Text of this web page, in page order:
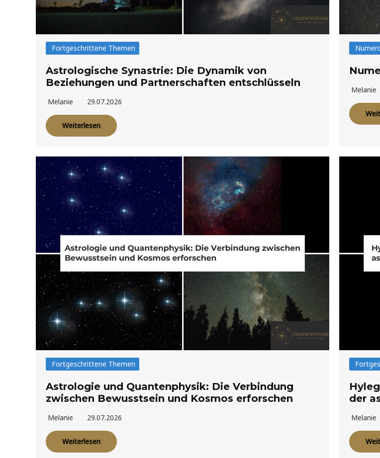
Fortgeschrittene Themen
Astrologische Synastrie: Die Dynamik von
Beziehungen und Partnerschaften entschlüsseln
Melanie 29.07.2026
Weiterlesen
Melanie
Fortgeschrittene Themen
Astrologie und Quantenphysik: Die Verbindung
zwischen Bewusstsein und Kosmos erforschen
Melanie 29.07.2026
Weiterlesen
der
Melanie